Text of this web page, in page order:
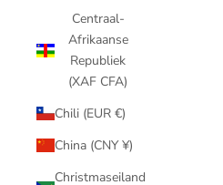
Centraal-
Afrikaanse
Republiek
(XAF CFA)
Chili (EUR €)
China (CNY ¥)
Christmaseiland